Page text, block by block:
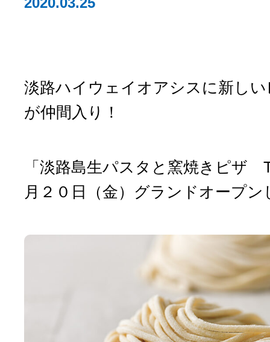
淡路ハイウェイオアシスに新し
が仲間入り！
「淡路島生パスタと窯焼きピザ
月２０日（金）グランドオープン